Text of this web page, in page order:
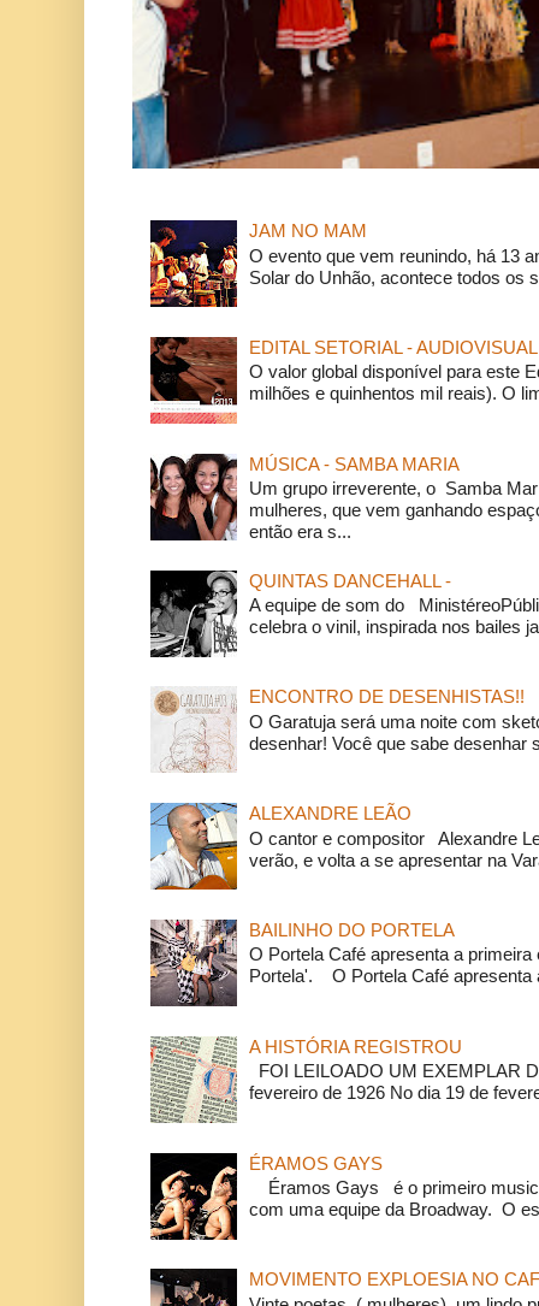
JAM NO MAM
O evento que vem reunindo, há 13
Solar do Unhão, acontece todos os
EDITAL SETORIAL - AUDIOVISUAL
O valor global disponível para este
milhões e quinhentos mil reais). O
MÚSICA - SAMBA MARIA
Um grupo irreverente, o Samba
mulheres, que vem ganhando
então era s...
QUINTAS DANCEHALL -
A equipe de som do
celebra o vinil, inspirada nos bailes
ENCONTRO DE DESENHISTAS!!
O Garatuja será uma noite com
desenhar! Você que sabe desenhar
ALEXANDRE LEÃO
O cantor e compositor Alexandre
verão, e volta a se apresentar na
BAILINHO DO PORTELA
O Portela Café apresenta a
Portela'. O Portela Café apresenta
A HISTÓRIA REGISTROU
FOI LEILOADO UM EXEMPLAR
fevereiro de 1926 No dia 19 de
ÉRAMOS GAYS
Éramos Gays é o primeiro
com uma equipe da Broadway. O
MOVIMENTO EXPLOESIA NO